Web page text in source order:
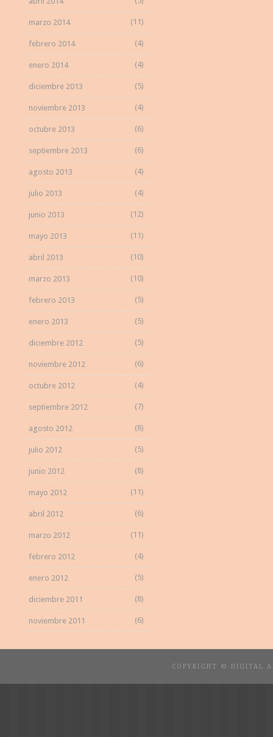
marzo 2014 (11)
febrero 2014 (4)
enero 2014 (4)
diciembre 2013 (5)
noviembre 2013 (4)
octubre 2013 (6)
septiembre 2013 (6)
agosto 2013 (4)
julio 2013 (4)
junio 2013 (12)
mayo 2013 (11)
abril 2013 (10)
marzo 2013 (10)
febrero 2013 (5)
enero 2013 (5)
diciembre 2012 (5)
noviembre 2012 (6)
octubre 2012 (4)
septiembre 2012 (7)
agosto 2012 (8)
julio 2012 (5)
junio 2012 (8)
mayo 2012 (11)
abril 2012 (6)
marzo 2012 (11)
febrero 2012 (4)
enero 2012 (5)
diciembre 2011 (8)
noviembre 2011 (6)
COPYRIGHT © DIGITAL